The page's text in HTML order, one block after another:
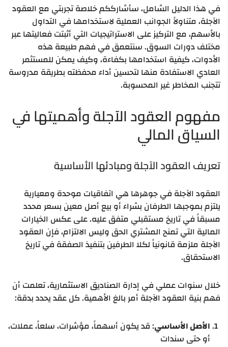
في هذا الدليل الشامل، سأشارككم خلاصة تجربتي مع العقود
الآجلة، متناولاً الجوانب العملية لاستخدامها في التداول
بالأسهم، مع التركيز على الاستراتيجيات التي أثبتت فعاليتها عبر
مختلف دورات السوق. سنتعمق في فهم طبيعة هذه
الأدوات، كيفية استخدامها بكفاءة، وكيف يمكن للمستثمر
العادي الاستفادة منها لتحسين أداء محفظته بطريقة مدروسة
تتجنب المخاطر غير المحسوبة.
مفهوم العقود الآجلة وأهميتها في
السياق المالي
تعريف العقود الآجلة ومبادئها الأساسية
العقود الآجلة في جوهرها هي اتفاقيات موحدة ومعيارية
يلتزم بموجبها الطرفان بشراء أو بيع أصل معين بسعر محدد
مسبقاً في تاريخ مستقبلي متفق عليه. على عكس الخيارات
المالية التي تمنح المشتري الحق وليس الالتزام، فإن العقود
الآجلة ملزمة قانونياً لكلا الطرفين بتنفيذ الصفقة في تاريخ
الاستحقاق.
خلال سنوات عملي في إدارة الصناديق الاستثمارية، تعلمت أن
فهم بنية العقود الآجلة أمر بالغ الأهمية. كل عقد يحدد بدقة:
الأصل الأساسي: قد يكون أسهماً، مؤشرات، سلعاً، عملات،
أو حتى سندات